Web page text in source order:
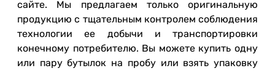
сайте. Мы предлагаем только оригинальную
продукцию с тщательным контролем соблюдения
технологии ее добычи и транспортировки
конечному потребителю. Вы можете купить одну
или пару бутылок на пробу или взять упаковку